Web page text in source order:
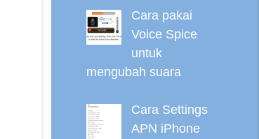
Cara pakai
Voice Spice
untuk
mengubah suara
Cara Settings
APN iPhone